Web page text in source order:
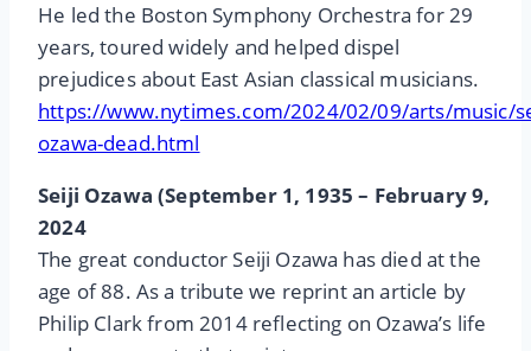
He led the Boston Symphony Orchestra for 29
years, toured widely and helped dispel
prejudices about East Asian classical musicians.
https://www.nytimes.com/2024/02/09/arts/music/
ozawa-dead.html
Seiji Ozawa (September 1, 1935 – February 9,
2024
The great conductor Seiji Ozawa has died at the
age of 88. As a tribute we reprint an article by
Philip Clark from 2014 reflecting on Ozawa’s life